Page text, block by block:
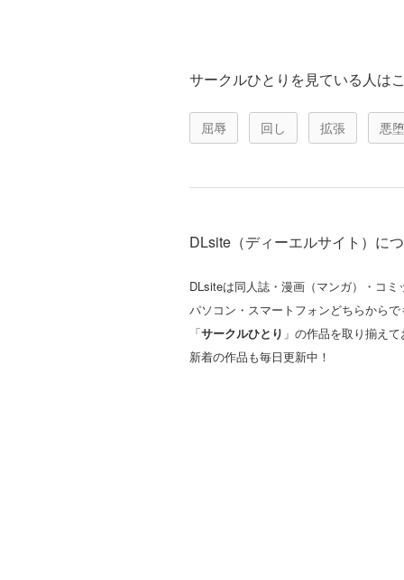
サークルひとりを見ている人は
屈辱 回し 拡張 悪
DLsite（ディーエルサイト）に
DLsiteは同人誌・漫画（マンガ）・コ
パソコン・スマートフォンどちらから
「サークルひとり 」の作品を取り揃え
新着の作品も毎日更新中！